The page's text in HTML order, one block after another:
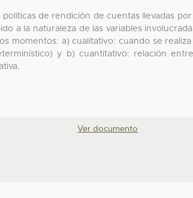
de rendición de cuentas llevadas por
a la naturaleza de las variables
momentos: a) cualitativo: cuando se realiza
y b) cuantitativo: relación
Ver documento